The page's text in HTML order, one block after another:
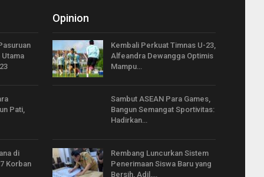
Utama
Pati,
di
Korban
Opinion
Kembali Perkuat Timnas U-23,
Alfeandra Dewangga Optimis
Mampu…
Sambut ASEAN Para Games,
Bangun Semangat Sportivitas:
Hadirkan…
Rembang Luncurkan Sistem
Penerimaan Siswa Baru yang
Bersih, Adil,…